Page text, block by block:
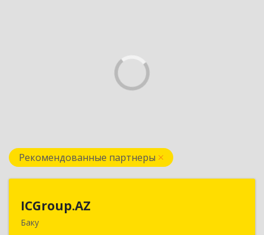
Рекомендованные партнеры
ICGroup.AZ
Баку